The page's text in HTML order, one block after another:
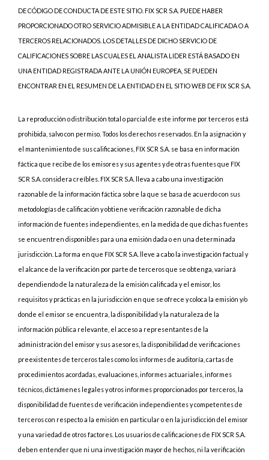
DE CÓDIGO DE CONDUCTA DE ESTE SITIO. FIX SCR S.A. PUEDE HABER
PROPORCIONADO OTRO SERVICIO ADMISIBLE A LA ENTIDAD CALIFICADA O A
TERCEROS RELACIONADOS. LOS DETALLES DE DICHO SERVICIO DE
CALIFICACIONES SOBRE LAS CUALES EL ANALISTA LIDER ESTÁ BASADO EN
UNA ENTIDAD REGISTRADA ANTE LA UNIÓN EUROPEA, SE PUEDEN
ENCONTRAR EN EL RESUMEN DE LA ENTIDAD EN EL SITIO WEB DE FIX SCR S.A.
La reproducción o distribución total o parcial de este informe por terceros está
prohibida, salvo con permiso. Todos los derechos reservados. En la asignación y
el mantenimiento de sus calificaciones, FIX SCR S.A. se basa en información
fáctica que recibe de los emisores y sus agentes y de otras fuentes que FIX
SCR S.A. considera creíbles. FIX SCR S.A. lleva a cabo una investigación
razonable de la información fáctica sobre la que se basa de acuerdo con sus
metodologías de calificación y obtiene verificación razonable de dicha
información de fuentes independientes, en la medida de que dichas fuentes
se encuentren disponibles para una emisión dada o en una determinada
jurisdicción. La forma en que FIX SCR S.A. lleve a cabo la investigación factual y
el alcance de la verificación por parte de terceros que se obtenga, variará
dependiendo de la naturaleza de la emisión calificada y el emisor, los
requisitos y prácticas en la jurisdicción en que se ofrece y coloca la emisión y/o
donde el emisor se encuentra, la disponibilidad y la naturaleza de la
información pública relevante, el acceso a representantes de la
administración del emisor y sus asesores, la disponibilidad de verificaciones
preexistentes de terceros tales como los informes de auditoría, cartas de
procedimientos acordadas, evaluaciones, informes actuariales, informes
técnicos, dictámenes legales y otros informes proporcionados por terceros, la
disponibilidad de fuentes de verificación independientes y competentes de
terceros con respecto a la emisión en particular o en la jurisdicción del emisor
y una variedad de otros factores. Los usuarios de calificaciones de FIX SCR S.A.
deben entender que ni una investigación mayor de hechos, ni la verificación